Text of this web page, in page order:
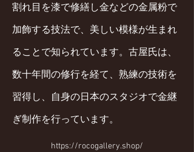
割れ目を漆で修繕し金などの金属粉で
加飾する技法で、美しい模様が生まれ
ることで知られています。古屋氏は、
数十年間の修行を経て、熟練の技術を
習得し、自身の日本のスタジオで金継
ぎ制作を行っています。
https://rocogallery.shop/